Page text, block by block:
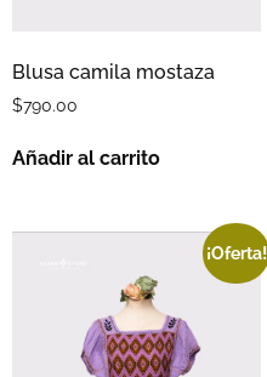
Blusa camila mostaza
$790.00
Añadir al carrito
¡Oferta!